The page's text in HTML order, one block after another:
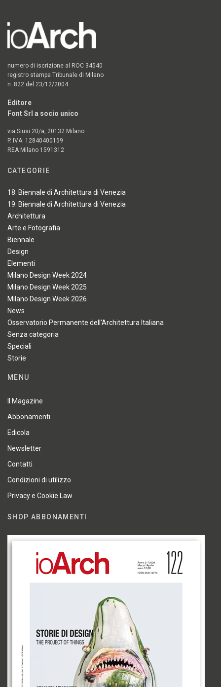
numero di iscrizione al ROC 34540
registro stampa Tribunale di Milano
n. 822 del 23/12/2004
Editore
Font Srl a socio unico
via Siusi 20/a, 20132 Milano
P. IVA: 12840400159
REA Milano 1591312
CATEGORIE
18. Biennale di Architettura di Venezia
19. Biennale di Architettura di Venezia
Architettura
Arte e Fotografia
Biennale
Design
Elementi
Milano Design Week 2024
Milano Design Week 2025
Milano Design Week 2026
News
Osservatorio Permanente dell'Architettura Italiana
Senza categoria
Speciali
Storie
MENU
Il Magazine
Abbonamenti
Edicola
Newsletter
Contatti
Condizioni di utilizzo
Privacy e Cookie Law
SHOP ABBONAMENTI